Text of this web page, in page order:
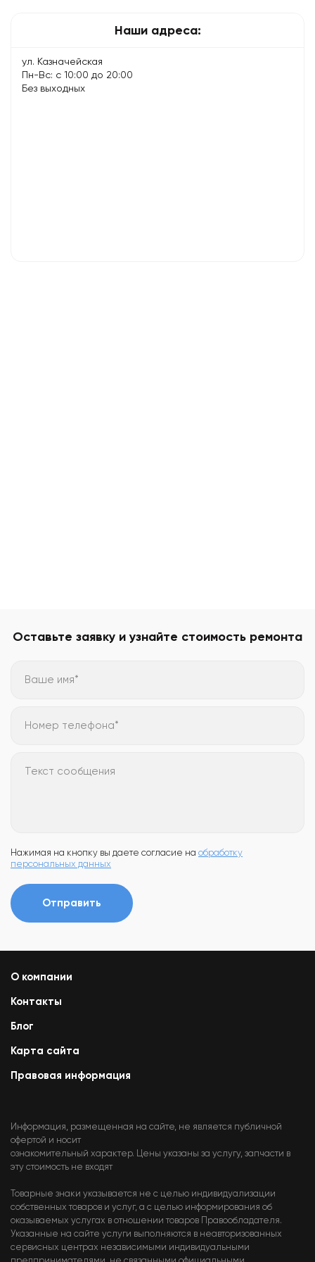
Наши адреса:
ул. Казначейская
Пн-Вс: с 10:00 до 20:00
Без выходных
Оставьте заявку и узнайте стоимость ремонта
Ваше имя*
Номер телефона*
Текст сообщения
Нажимая на кнопку вы даете согласие на обработку
персональных данных
Отправить
О компании
Контакты
Блог
Карта сайта
Правовая информация
Информация, размещенная на сайте, не является публичной
офертой и носит
ознакомительный характер. Цены указаны за услугу, запчасти в
эту стоимость не входят
Товарные знаки указывается не с целью индивидуализации
собственных товаров и услуг, а с целью информирования об
оказываемых услугах в отношении товаров Правообладателя.
Указанные на сайте услуги выполняются в неавторизованных
сервисных центрах независимыми индивидуальными